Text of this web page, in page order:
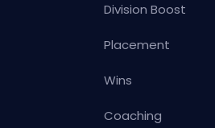
Division Boost
Placement
Wins
Coaching